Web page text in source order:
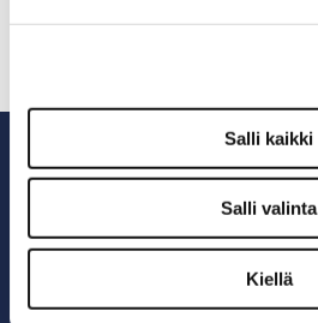
Salli kaikki
Salli valinta
Kiellä
29 vuoden kokemuksella